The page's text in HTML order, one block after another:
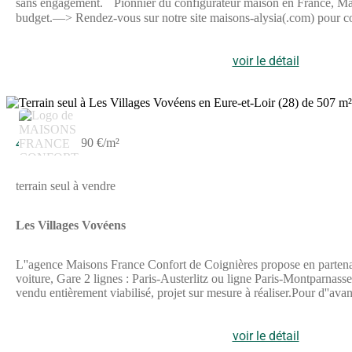
budget.—> Rendez-vous sur notre site maisons-alysia(.com)
de projet Maisons Alysia vous aide à y voir plus clair et vous
Boissay, sur la commune de Sancheville, découvrez ce terrain
la campagne environnante. Son environnement calme et
commerces, services et équipements.Avec ses 1 137 m², cette
vos envies.Un terrain prêt à bâtir, bénéficiant d'un environnement
dans les meilleures conditions.Cette maison de 4 chambres offre
souhaits.Coût du terrain inclus dans cette offre.Hors peintures et
voir le détail
45 800 € 90 €/m²
terrain seul à vendre
Les Villages Vovéens
L''agence Maisons France Confort de Coignières propose en
voiture, Gare 2 lignes : Paris-Austerlitz ou ligne Paris-
vendu entièrement viabilisé, projet sur mesure à réaliser.Pour
voir le détail